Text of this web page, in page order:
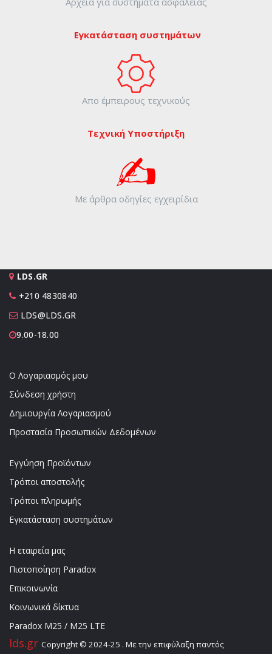
Εγκατάσταση συστημάτων
Απο έμπειρους τεχνικούς
Τεχνική Υποστήριξη
Με άρθρα οδηγίες εγχειρίδια
LDS.GR
+210 4830840
LDS@LDS.GR
9.00-18.00
Ο Λογαριασμός μου
Σύνδεση χρήστη
Δημιουργία Λογαριασμού
Προστασία Προσωπικών Δεδομένων
Εγγύηση Προϊόντων
Τρόποι αποστολής
Τρόποι πληρωμής
Εγκατάσταση συστημάτων
Η εταιρεία μας
Πιστοποίηση Paradox
Επικοινωνία
Κοινωνικά δίκτυα
Paradox M25 / M25 LTE
lds.gr Copyright © 2024-25 . Με την επιφύλαξη παντός